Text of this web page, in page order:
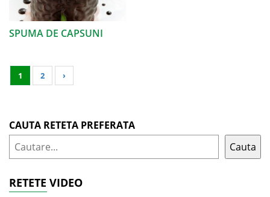
SPUMA DE CAPSUNI
1 2 ›
CAUTA RETETA PREFERATA
Cauta
RETETE VIDEO